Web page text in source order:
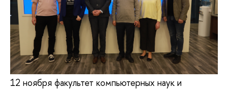
12 ноября факультет компьютерных наук и